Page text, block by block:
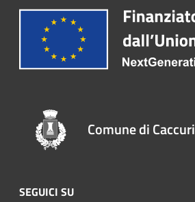
Comune di Caccuri
SEGUICI SU